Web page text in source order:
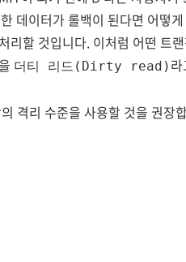
데이터가 롤백이 된다면 어떻
할 것입니다. 이처럼 어떤 트
더티 리드(Dirty read)
격리 수준을 사용할 것을 권장